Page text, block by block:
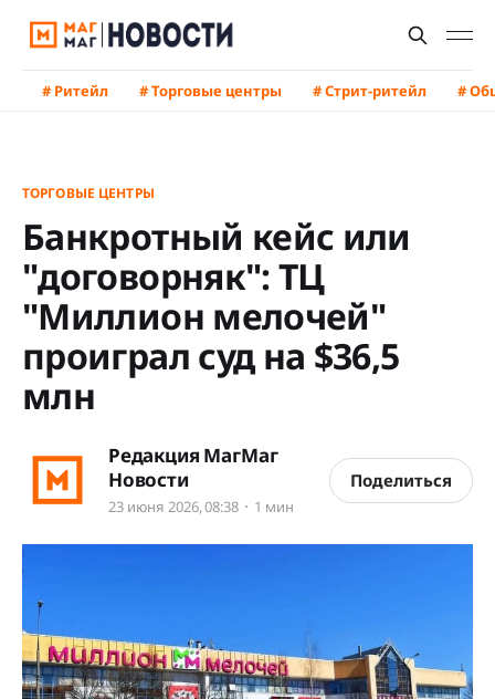
# Ритейл # Торговые центры # Стрит-ритейл #
ТОРГОВЫЕ ЦЕНТРЫ
Банкротный кейс или
"договорняк": ТЦ
"Миллион мелочей"
проиграл суд на $36,5
млн
Редакция МагМаг
Новости
23 июня 2026, 08:38 1 мин
Поделиться